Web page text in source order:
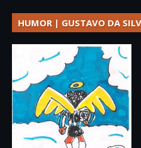
HUMOR | GUSTAVO DA